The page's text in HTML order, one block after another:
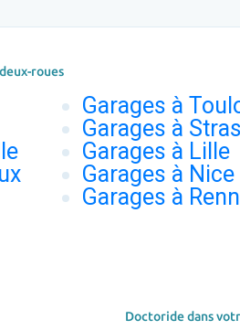
roues
Garages à
Garages à
Garages à Lille
Garages à Nice
Garages à
Doctoride dans